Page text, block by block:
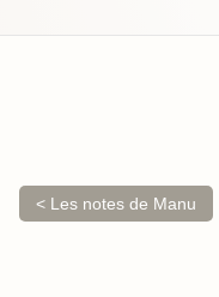
< Les notes de Manu